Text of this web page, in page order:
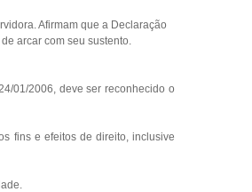
Afirmam que a Declaração
arcar com seu sustento.
01/2006, deve ser reconhecido o
fins e efeitos de direito, inclusive